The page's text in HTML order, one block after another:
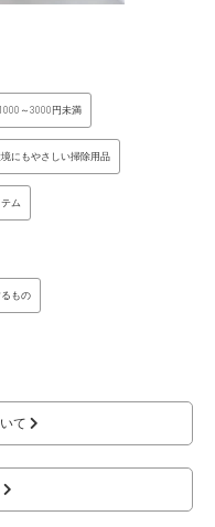
～3000円未満
にもやさしい掃除用品
ム
もの
て